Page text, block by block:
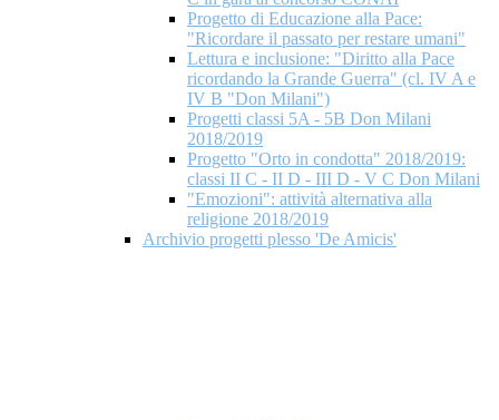
Progetto di Educazione alla Pace:
"Ricordare il passato per restare umani"
Lettura e inclusione: "Diritto alla Pace
ricordando la Grande Guerra" (cl. IV A e
IV B "Don Milani")
Progetti classi 5A - 5B Don Milani
2018/2019
Progetto "Orto in condotta" 2018/2019:
classi II C - II D - III D - V C Don Milani
"Emozioni": attività alternativa alla
religione 2018/2019
Archivio progetti plesso 'De Amicis'